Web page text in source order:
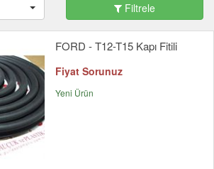
Filtrele
FORD - T12-T15 Kapı Fitili
Fiyat Sorunuz
Yeni Ürün